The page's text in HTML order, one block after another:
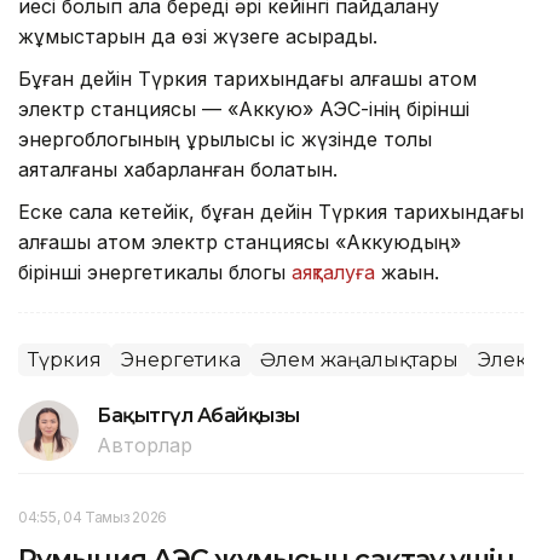
иесі болып қала береді әрі кейінгі пайдалану
жұмыстарын да өзі жүзеге асырады.
Бұған дейін Түркия тарихындағы алғашқы атом
электр станциясы — «Аккую» АЭС-інің бірінші
энергоблогының құрылысы іс жүзінде толық
аяқталғаны хабарланған болатын.
Еске сала кетейік, бұған дейін Түркия тарихындағы
алғашқы атом электр станциясы «Аккуюдың»
бірінші энергетикалық блогы аяқталуға жақын.
Түркия Энергетика Әлем жаңалықтары
Бақытгүл Абайқызы
Авторлар
04:55, 04 Тамыз 2026